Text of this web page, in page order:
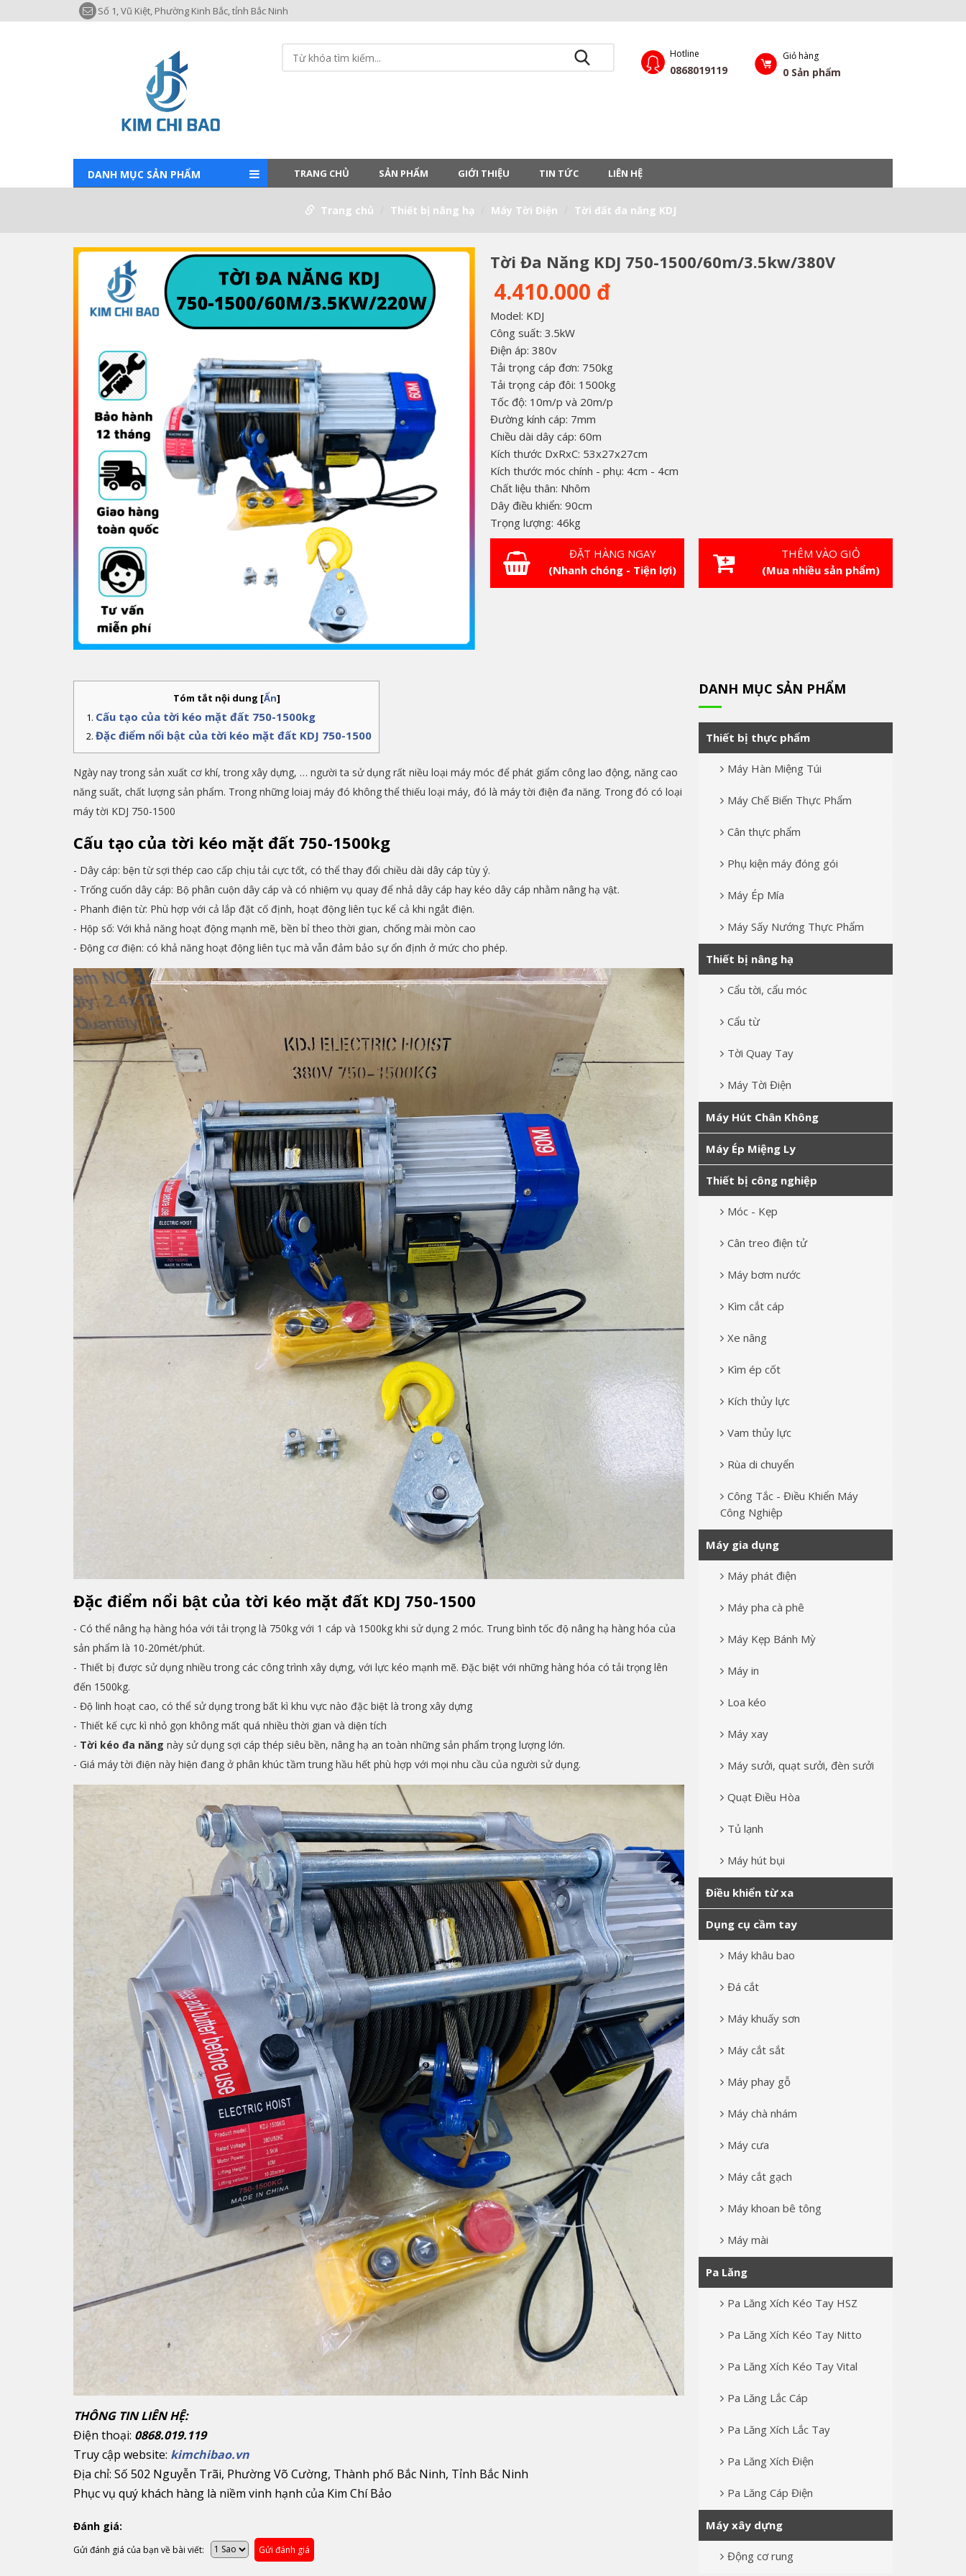
Số 1, Vũ Kiệt, Phường Kinh Bắc, tỉnh Bắc Ninh
Hotline
0868019119
Giỏ hàng
0 Sản phẩm
DANH MỤC SẢN PHẨM TRANG CHỦ SẢN PHẨM GIỚI THIỆU TIN TỨC LIÊN HỆ
Trang chủ Thiết bị nâng hạ Máy Tời Điện Tời đất đa năng KDJ
Tời Đa Năng KDJ 750-1500/60m/3.5kw/380V
4.410.000 đ
Model: KDJ
Công suất: 3.5kW
Điện áp: 380v
Tải trọng cáp đơn: 750kg
Tải trọng cáp đôi: 1500kg
Tốc độ: 10m/p và 20m/p
Đường kính cáp: 7mm
Chiều dài dây cáp: 60m
Kích thước DxRxC: 53x27x27cm
Kích thước móc chính - phụ: 4cm - 4cm
Chất liệu thân: Nhôm
Dây điều khiển: 90cm
Trọng lượng: 46kg
ĐẶT HÀNG NGAY
(Nhanh chóng - Tiện lợi)
THÊM VÀO GIỎ
(Mua nhiều sản phẩm)
Tóm tắt nội dung [Ẩn]
Cấu tạo của tời kéo mặt đất 750-1500kg
Đặc điểm nổi bật của tời kéo mặt đất KDJ 750-1500
Ngày nay trong sản xuất cơ khí, trong xây dựng, … người ta sử dụng rất niều loại máy móc để phát giẩm công lao động, năng cao
năng suất, chất lượng sản phẩm. Trong những loiaj máy đó không thể thiếu loại máy, đó là máy tời điện đa năng. Trong đó có loại
máy tời KDJ 750-1500
Cấu tạo của tời kéo mặt đất 750-1500kg
- Dây cáp: bện từ sợi thép cao cấp chịu tải cực tốt, có thể thay đổi chiều dài dây cáp tùy ý.
- Trống cuốn dây cáp: Bộ phân cuộn dây cáp và có nhiệm vụ quay để nhả dây cáp hay kéo dây cáp nhằm nâng hạ vật.
- Phanh điện từ: Phù hợp với cả lắp đặt cố định, hoạt động liên tục kể cả khi ngắt điện.
- Hộp số: Với khả năng hoạt động mạnh mẽ, bền bỉ theo thời gian, chống mài mòn cao
- Động cơ điện: có khả năng hoạt động liên tục mà vẫn đảm bảo sự ổn định ở mức cho phép.
Đặc điểm nổi bật của tời kéo mặt đất KDJ 750-1500
- Có thể nâng hạ hàng hóa với tải trọng là 750kg với 1 cáp và 1500kg khi sử dụng 2 móc. Trung bình tốc độ nâng hạ hàng hóa của
sản phẩm là 10-20mét/phút.
- Thiết bị được sử dụng nhiều trong các công trình xây dựng, với lực kéo mạnh mẽ. Đặc biệt với những hàng hóa có tải trọng lên
đến 1500kg.
- Độ linh hoạt cao, có thể sử dụng trong bất kì khu vực nào đặc biệt là trong xây dựng
- Thiết kế cực kì nhỏ gọn không mất quá nhiều thời gian và diện tích
- Tời kéo đa năng này sử dụng sợi cáp thép siêu bền, nâng hạ an toàn những sản phẩm trọng lượng lớn.
- Giá máy tời điện này hiện đang ở phân khúc tầm trung hầu hết phù hợp với mọi nhu cầu của người sử dụng.
THÔNG TIN LIÊN HỆ:
Điện thoại: 0868.019.119
Truy cập website: kimchibao.vn
Địa chỉ: Số 502 Nguyễn Trãi, Phường Võ Cường, Thành phố Bắc Ninh, Tỉnh Bắc Ninh
Phục vụ quý khách hàng là niềm vinh hạnh của Kim Chí Bảo
Đánh giá:
Gửi đánh giá của bạn về bài viết: Gửi đánh giá
DANH MỤC SẢN PHẨM
Thiết bị thực phẩm
Máy Hàn Miệng Túi
Máy Chế Biến Thực Phẩm
Cân thực phẩm
Phụ kiện máy đóng gói
Máy Ép Mía
Máy Sấy Nướng Thực Phẩm
Thiết bị nâng hạ
Cẩu tời, cẩu móc
Cẩu từ
Tời Quay Tay
Máy Tời Điện
Máy Hút Chân Không
Máy Ép Miệng Ly
Thiết bị công nghiệp
Móc - Kẹp
Cân treo điện tử
Máy bơm nước
Kìm cắt cáp
Xe nâng
Kìm ép cốt
Kích thủy lực
Vam thủy lực
Rùa di chuyển
Công Tắc - Điều Khiển Máy
Công Nghiệp
Máy gia dụng
Máy phát điện
Máy pha cà phê
Máy Kẹp Bánh Mỳ
Máy in
Loa kéo
Máy xay
Máy sưởi, quạt sưởi, đèn sưởi
Quạt Điều Hòa
Tủ lạnh
Máy hút bụi
Điều khiển từ xa
Dụng cụ cầm tay
Máy khâu bao
Đá cắt
Máy khuấy sơn
Máy cắt sắt
Máy phay gỗ
Máy chà nhám
Máy cưa
Máy cắt gạch
Máy khoan bê tông
Máy mài
Pa Lăng
Pa Lăng Xích Kéo Tay HSZ
Pa Lăng Xích Kéo Tay Nitto
Pa Lăng Xích Kéo Tay Vital
Pa Lăng Lắc Cáp
Pa Lăng Xích Lắc Tay
Pa Lăng Xích Điện
Pa Lăng Cáp Điện
Máy xây dựng
Động cơ rung